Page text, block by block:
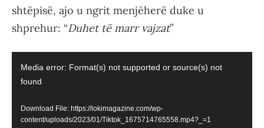
shtëpisë, ajo u ngrit menjëherë duke u
shprehur: “Duhet të marr vajzat”
Player
Media error: Format(s) not supported or source(s) not
found
Download File: https://lokimagazine.com/wp-
content/uploads/2023/01/Tiktok_1675714765558.mp4?_=1